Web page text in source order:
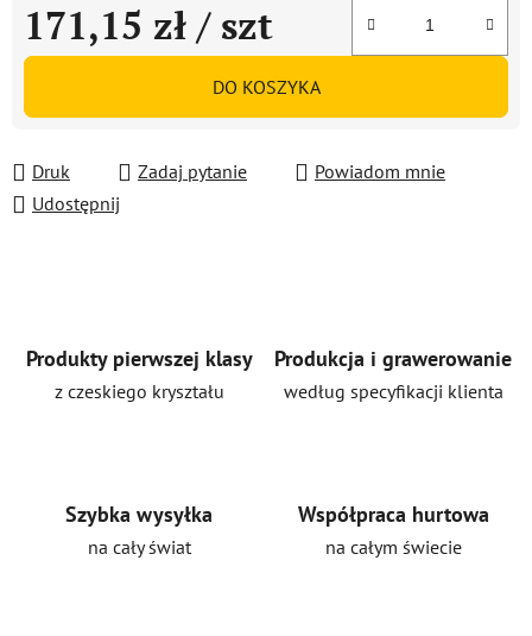
171,15 zł / szt
Cena jednostkowa:
DO KOSZYKA
Druk Zadaj pytanie
Powiadom mnie
Udostępnij
Produkty pierwszej klasy
z czeskiego kryształu
Produkcja i grawerowanie
według specyfikacji klienta
Szybka wysyłka
na cały świat
Współpraca hurtowa
na całym świecie